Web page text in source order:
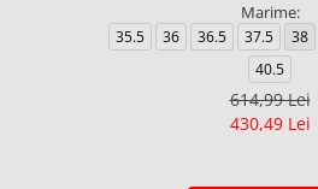
Marime:
35.5 36 36.5 37.5 38
40.5
614,99 Lei
430,49 Lei